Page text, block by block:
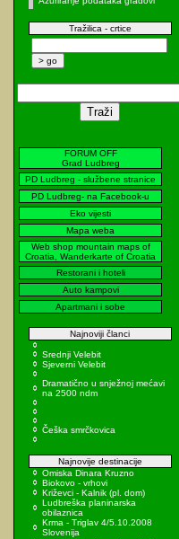
Tražilica - crtice
FORUM OFF
Grad Ludbreg
PD Ludbreg - službene stranice
PD Ludbreg- na Facebook-u
Eko vijesti
Mapa weba
Web shop mountain maps of
Croatia, Wanderkarte of Croatia
Restorani i hoteli
Auto kampovi
Apartmani i sobe
Najnoviji članci
Srednji Velebit
Sjeverni Velebit
Dramatično u snježnoj mećavi
na 2500 ndm
Češka smrčkovica
Najnovije destinacije
Omiska Dinara Kruzno
Biokovo - vrhovi
Križevci - Kalnik (pl. dom)
Ludbreška planinarska
obilaznica
Krma - Triglav 4/5.10.2008
Slovenija